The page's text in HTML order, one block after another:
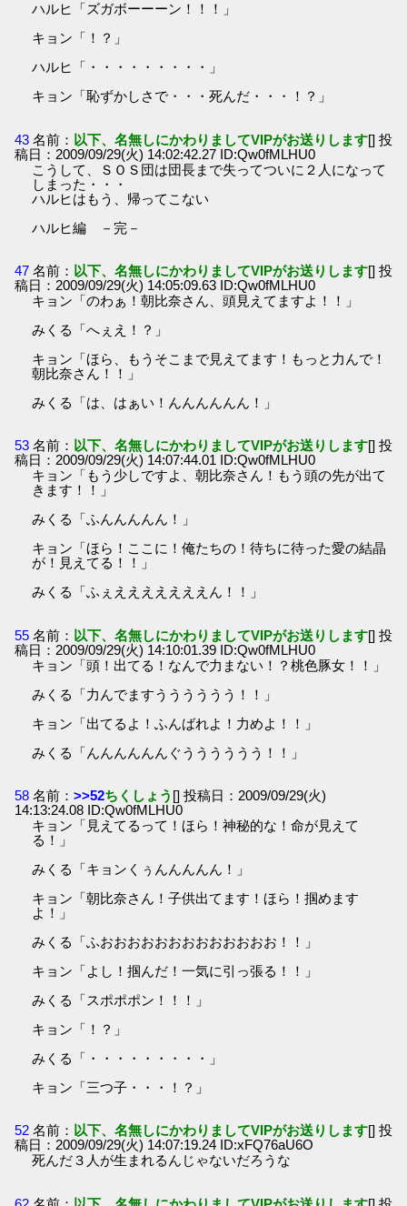
ハルヒ「ズガボーーーン！！！」
キョン「！？」
ハルヒ「・・・・・・・・・」
キョン「恥ずかしさで・・・死んだ・・・！？」
43 名前： 以下、名無しにかわりましてVIPがお送りします[] 投
稿日：2009/09/29(火) 14:02:42.27 ID:Qw0fMLHU0
こうして、ＳＯＳ団は団長まで失ってついに２人になって
しまった・・・
ハルヒはもう、帰ってこない
ハルヒ編 －完－
47 名前： 以下、名無しにかわりましてVIPがお送りします[] 投
稿日：2009/09/29(火) 14:05:09.63 ID:Qw0fMLHU0
キョン「のわぁ！朝比奈さん、頭見えてますよ！！」
みくる「へぇえ！？」
キョン「ほら、もうそこまで見えてます！もっと力んで！
朝比奈さん！！」
みくる「は、はぁい！んんんんんん！」
53 名前： 以下、名無しにかわりましてVIPがお送りします[] 投
稿日：2009/09/29(火) 14:07:44.01 ID:Qw0fMLHU0
キョン「もう少しですよ、朝比奈さん！もう頭の先が出て
きます！！」
みくる「ふんんんんん！」
キョン「ほら！ここに！俺たちの！待ちに待った愛の結晶
が！見えてる！！」
みくる「ふぇえええええええん！！」
55 名前： 以下、名無しにかわりましてVIPがお送りします[] 投
稿日：2009/09/29(火) 14:10:01.39 ID:Qw0fMLHU0
キョン「頭！出てる！なんで力まない！？桃色豚女！！」
みくる「力んでますうううううう！！」
キョン「出てるよ！ふんばれよ！力めよ！！」
みくる「んんんんんんぐうううううう！！」
58 名前：>>52ちくしょう [] 投稿日：2009/09/29(火)
14:13:24.08 ID:Qw0fMLHU0
キョン「見えてるって！ほら！神秘的な！命が見えて
る！」
みくる「キョンくぅんんんんん！」
キョン「朝比奈さん！子供出てます！ほら！掴めます
よ！」
みくる「ふおおおおおおおおおおおおお！！」
キョン「よし！掴んだ！一気に引っ張る！！」
みくる「スポポポン！！！」
キョン「！？」
みくる「・・・・・・・・・」
キョン「三つ子・・・！？」
52 名前： 以下、名無しにかわりましてVIPがお送りします[] 投
稿日：2009/09/29(火) 14:07:19.24 ID:xFQ76aU6O
死んだ３人が生まれるんじゃないだろうな